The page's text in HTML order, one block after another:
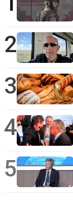
2
3
4
5